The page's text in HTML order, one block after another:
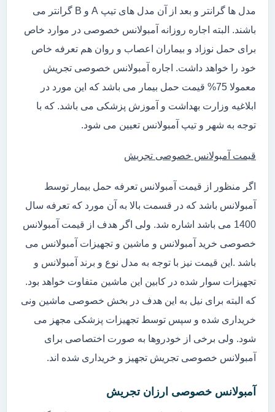
مدل ها گرانتر و بعد از آن مدل های تیپ A و B گرانتر می
باشند. البته اجاره روزانه آمبولانس خصوصی در موارد خاص
برای حمل نوزاد و بیماران اعصاب و روان هم تعرفه خاص
خود را خواهد داشت. اجاره آمبولانس خصوصی تجریش
معمولا 75% قیمت حمل بیمار می باشد که این مورد در
ابلاغیه وزارت بهداشت و آموزش پزشکی می باشد. که با
توجه به شهر و تیپ آمبولانس تعیین می شود.
قیمت آمبولانس خصوصی تجریش
اگر منظور از قیمت آمبولانس تعرفه حمل بیمار توسط
آمبولانس باشد که در قسمت بالا به آن مورد که تعرفه سال
1400 می باشد اشاره شد. ولی اگر هدف از قیمت آمبولانس
خصوصی خرید آمبولانس و ماشین و تجهیزات آمبولانس می
باشد .این قیمت نیز با توجه به مدل نوع و برند آمبولانس و
تجهیزات سوار شده در کابین این ماشین متفاوت خواهد بود.
که البته برای نیل به این هدف در بخش خصوصی ماشین ونی
خریداری شده و سپس توسط تجهیزات پزشکی مجهز می
شود. ولی برخی از خودروها به صورت اختصاصی برای
آمبولانس خصوصی تجریش تجهیز و خریداری شده اند.
آمبولانس خصوصی ارزان تجریش